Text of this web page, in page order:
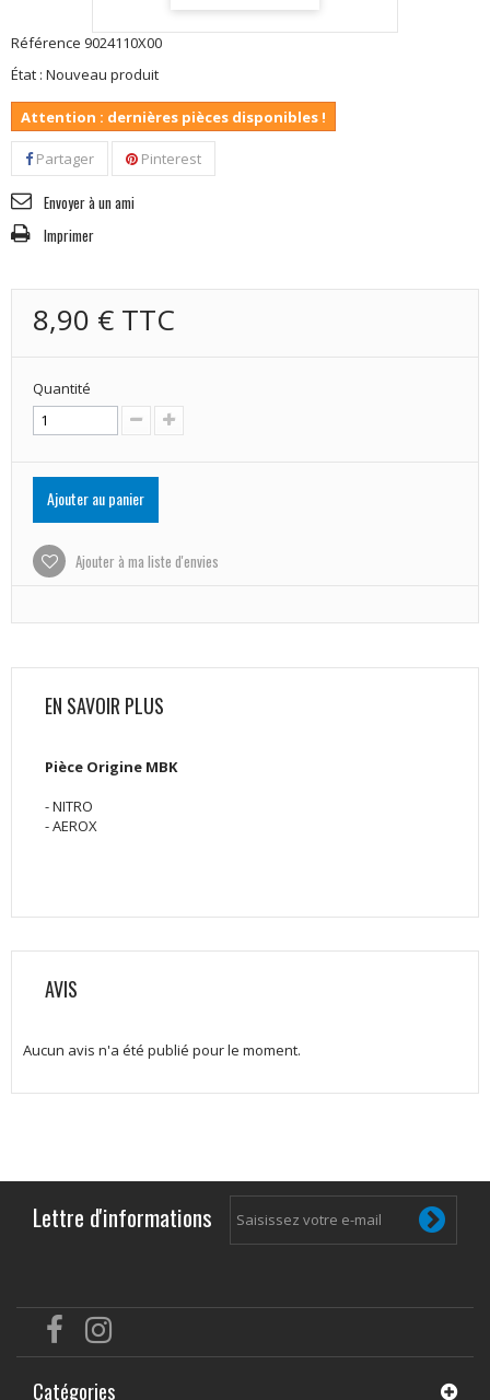
Référence 9024110X00
État : Nouveau produit
Attention : dernières pièces disponibles !
Partager Pinterest
Envoyer à un ami
Imprimer
8,90 € TTC
Quantité
Ajouter au panier
Ajouter à ma liste d'envies
EN SAVOIR PLUS
Pièce Origine MBK
- NITRO
- AEROX
AVIS
Aucun avis n'a été publié pour le moment.
Lettre d'informations
Catégories